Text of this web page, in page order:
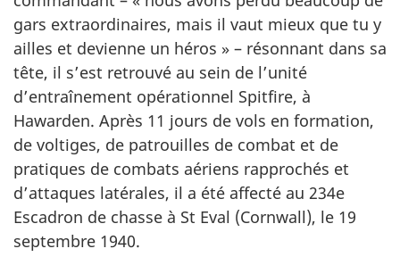
gars extraordinaires, mais il vaut mieux que tu y
ailles et devienne un héros » – résonnant dans sa
tête, il s’est retrouvé au sein de l’unité
d’entraînement opérationnel Spitfire, à
Hawarden. Après 11 jours de vols en formation,
de voltiges, de patrouilles de combat et de
pratiques de combats aériens rapprochés et
d’attaques latérales, il a été affecté au 234e
Escadron de chasse à St Eval (Cornwall), le 19
septembre 1940.